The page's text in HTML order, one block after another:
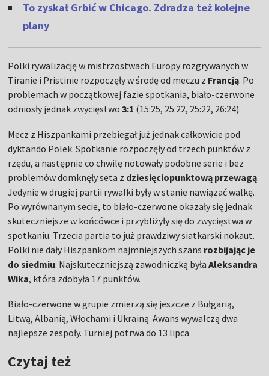
To zyskał Grbić w Chicago. Zdradza też kolejne
plany
Polki rywalizację w mistrzostwach Europy rozgrywanych w
Tiranie i Pristinie rozpoczęły w środę od meczu z Francją. Po
problemach w początkowej fazie spotkania, biało-czerwone
odniosły jednak zwycięstwo3:1 (15:25, 25:22, 25:22, 26:24).
Mecz z Hiszpankami przebiegał już jednak całkowicie pod
dyktando Polek. Spotkanie rozpoczęły od trzech punktów z
rzędu, a następnie co chwilę notowały podobne serie i bez
problemów domknęły seta z dziesięciopunktową przewagą.
Jedynie w drugiej partii rywalki były w stanie nawiązać walkę.
Po wyrównanym secie, to biało-czerwone okazały się jednak
skuteczniejsze w końcówce i przybliżyły się do zwycięstwa w
spotkaniu. Trzecia partia to już prawdziwy siatkarski nokaut.
Polki nie dały Hiszpankom najmniejszych szans rozbijając je
do siedmiu. Najskuteczniejszą zawodniczką byłaAleksandra
Wika, która zdobyła 17 punktów.
Biało-czerwone w grupie zmierzą się jeszcze z Bułgarią,
Litwą, Albanią, Włochami i Ukrainą. Awans wywalczą dwa
najlepsze zespoły. Turniej potrwa do 13 lipca
Czytaj też